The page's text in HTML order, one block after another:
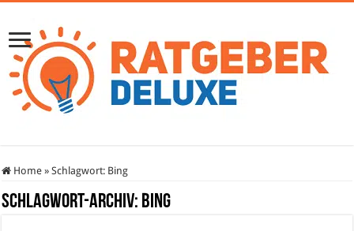
Home » Schlagwort: Bing
Schlagwort-Archiv: Bing